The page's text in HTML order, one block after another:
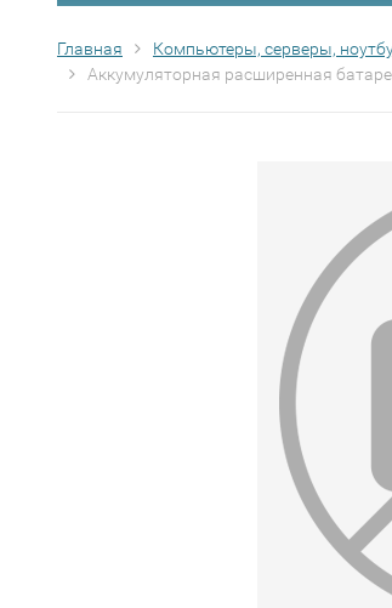
Главная Компьютеры, серверы,
Аккумуляторная расширенная